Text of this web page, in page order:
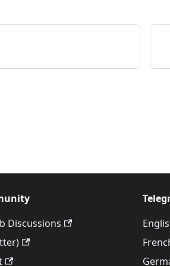
Discussions